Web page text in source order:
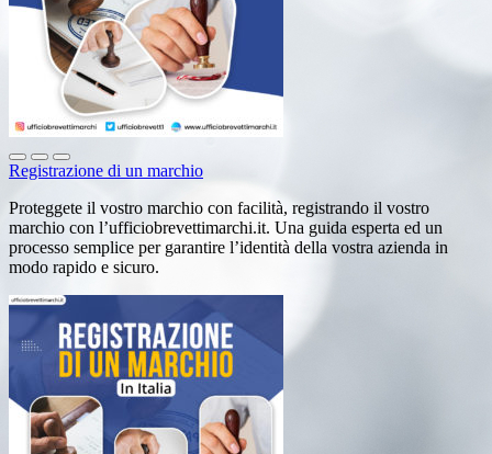
Registrazione di un marchio
Proteggete il vostro marchio con facilità, registrando il vostro
marchio con l’ufficiobrevettimarchi.it. Una guida esperta ed un
processo semplice per garantire l’identità della vostra azienda in
modo rapido e sicuro.